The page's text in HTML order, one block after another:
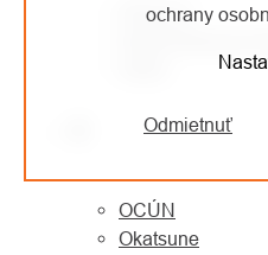
ochrany
Odmietnuť
NESTLE
OCÚN
Okatsune